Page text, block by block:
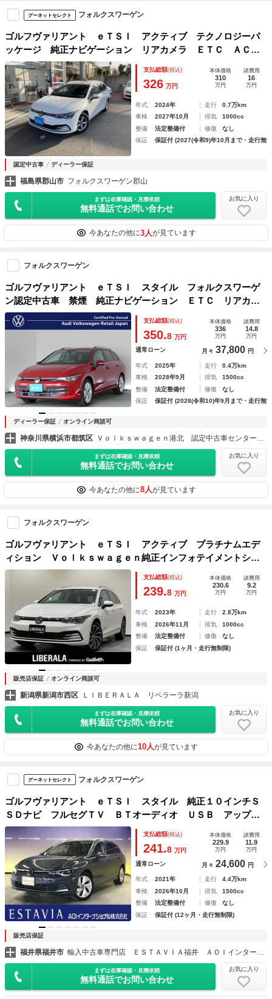
グーネットセレクト フォルクスワーゲン
ゴルフヴァリアント ｅＴＳＩ アクティブ テクノロジーパ
ッケージ 純正ナビゲーション リアカメラ ＥＴＣ ＡＣ
Ｃ レーンチェンジアシスト ヘッドアップディスプレイ パ
ワーテールゲート ＬＥＤマトリックスヘッドライト 純正１
６インチアルミ
支払総額(税込)
326 万円
本体価格
310
万円
諸費用
16
万円
年式 2024年 走行
0.7万km
車検
2027年10月 排気
1000cc
整備
法定整備付 修復
なし
保証
保証付 (2027(令和9)年10月まで・走行無
認定中古車 ディーラー保証
福島県郡山市 フォルクスワーゲン郡山
まずは在庫確認・見積依頼
無料通話でお問い合わせ
お気に入り
今あなたの他に3人が見ています
フォルクスワーゲン
ゴルフヴァリアント ｅＴＳＩ スタイル フォルクスワーゲ
ン認定中古車 禁煙 純正ナビゲーション ＥＴＣ リアカメ
ラ アダプティブクルーズコントロール 電動リアゲート 純
正アルミホイール
支払総額(税込)
350.8 万円
本体価格
336
万円
諸費用
14.8
万円
通常ローン 月々 37,800 円
年式 2025年 走行
0.4万km
車検
2028年9月 排気
1500cc
整備
法定整備付 修復
なし
保証
保証付 (2028(令和10)年9月まで・走行無
ディーラー保証 オンライン商談可
神奈川県横浜市都筑区 Ｖｏｌｋｓｗａｇｅｎ港北 認定中古車センター Ａｕｄｉ Ｖｏｌｋｓｗａｇｅｎ Ｒｅｔａｉｌ Ｊａｐａｎ株式会社
まずは在庫確認・見積依頼
無料通話でお問い合わせ
お気に入り
今あなたの他に8人が見ています
フォルクスワーゲン
ゴルフヴァリアント ｅＴＳＩ アクティブ プラチナムエデ
ィション Ｖｏｌｋｓｗａｇｅｎ純正インフォテイメントシス
テム Ｄｉｓｃｏｖｅｒ Ｐｒｏ ＳＳＤナビゲーションシ
ステム 地デジＴＶ受信 Ｂｌｕｅｔｏｏｔｈ Ａｐｐ
ｌｅ ＣａｒＰｌａｙ オールインセーフティ
支払総額(税込)
239.8 万円
本体価格
230.6
万円
諸費用
9.2
万円
年式 2023年 走行
2.8万km
車検
2026年11月 排気
1000cc
整備
法定整備付 修復
なし
保証
保証付 (1ヶ月・走行無制限)
販売店保証 オンライン商談可
新潟県新潟市西区 ＬＩＢＥＲＡＬＡ リベラーラ新潟
まずは在庫確認・見積依頼
無料通話でお問い合わせ
お気に入り
今あなたの他に10人が見ています
グーネットセレクト フォルクスワーゲン
ゴルフヴァリアント ｅＴＳＩ スタイル 純正１０インチＳ
ＳＤナビ フルセグＴＶ ＢＴオーディオ ＵＳＢ アップル
カープレイ アンドロイドオート Ｂカメラ テクノロジーＰ
ＫＧ シートヒーター ステアリングヒーター ヘッドアップ
ディスプレイ
支払総額(税込)
241.8 万円
本体価格
229.9
万円
諸費用
11.9
万円
通常ローン 月々 24,600 円
年式 2021年 走行
4.4万km
車検
2026年10月 排気
1500cc
整備
法定整備付 修復
なし
保証
保証付 (12ヶ月・走行無制限)
販売店保証
福井県福井市
まずは在庫確認・見積依頼
無料通話でお問い合わせ
お気に入り